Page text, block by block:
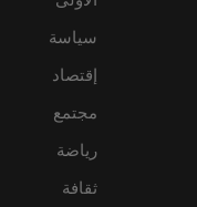
سياسة
إقتصاد
مجتمع
رياضة
ثقافة